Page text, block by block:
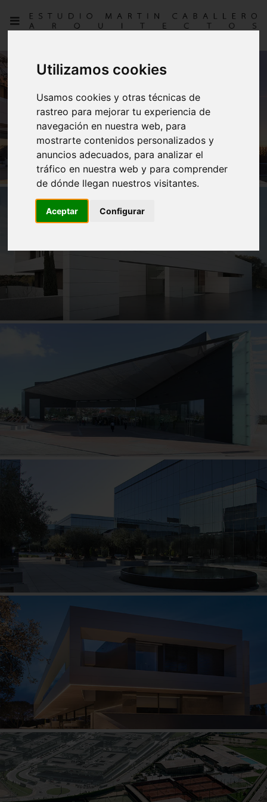
Utilizamos cookies
Usamos cookies y otras técnicas de
rastreo para mejorar tu experiencia de
navegación en nuestra web, para
mostrarte contenidos personalizados y
anuncios adecuados, para analizar el
tráfico en nuestra web y para comprender
de dónde llegan nuestros visitantes.
Aceptar Configurar